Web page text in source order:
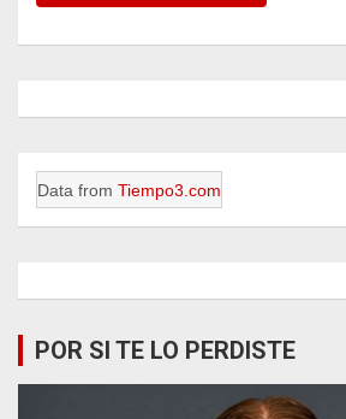
Data from Tiempo3.com
POR SI TE LO PERDISTE